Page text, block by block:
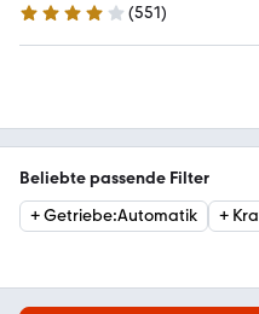
4.2 Sterne
(551)
Beliebte passende Filter
+Getriebe:Automatik +